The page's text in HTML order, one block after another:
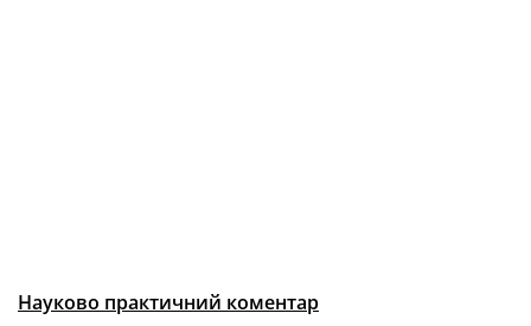
Науково практичний коментар